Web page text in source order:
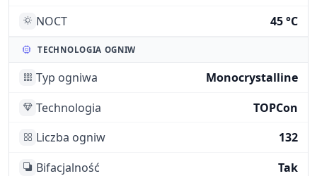
NOCT
45 °C
TECHNOLOGIA OGNIW
Typ ogniwa
Monocrystalline
Technologia
TOPCon
Liczba ogniw
132
Bifacjalność
Tak